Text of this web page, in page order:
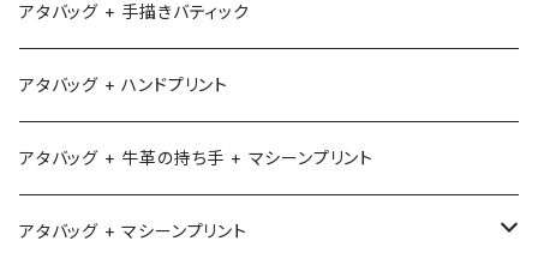
アタバッグ + 手描きバティック
アタバッグ + ハンドプリント
アタバッグ + 牛革の持ち手 + マシーンプリント
アタバッグ + マシーンプリント